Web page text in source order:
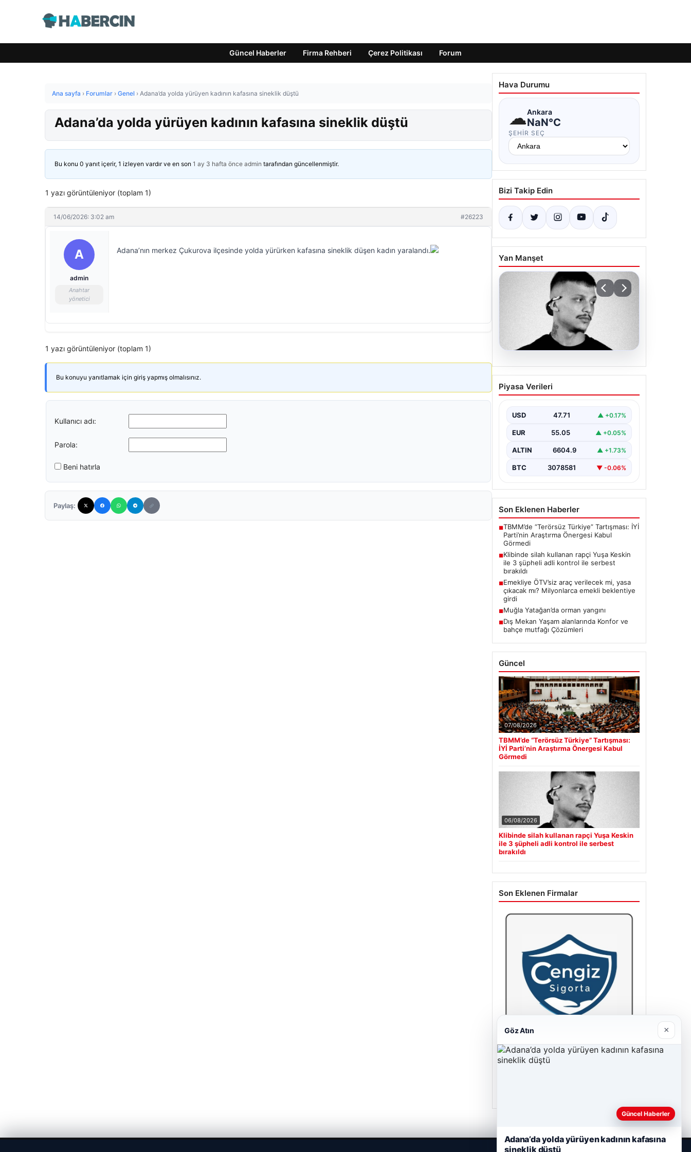
Güncel Haberler Firma Rehberi Çerez Politikası Forum
Ana sayfa › Forumlar › Genel › Adana’da yolda yürüyen kadının kafasına sineklik düştü
Adana’da yolda yürüyen kadının kafasına sineklik düştü
Bu konu 0 yanıt içerir, 1 izleyen vardır ve en son 1 ay 3 hafta önce admin tarafından güncellenmiştir.
1 yazı görüntüleniyor (toplam 1)
14/06/2026: 3:02 am #26223
A
admin
Anahtar
yönetici
Adana’nın merkez Çukurova ilçesinde yolda yürürken kafasına sineklik düşen kadın yaralandı.
1 yazı görüntüleniyor (toplam 1)
Bu konuyu yanıtlamak için giriş yapmış olmalısınız.
Kullanıcı adı:
Parola:
Beni hatırla
Paylaş:
Hava Durumu
☁Ankara
NaN°C
ŞEHIR SEÇ
Bizi Takip Edin
Yan Manşet
06.08.2026
Klibinde silah kullanan
rapçi Yuşa Keskin ile 3
serbest bırakıldı
Piyasa Verileri
USD 47.71 ▲ +0.17%
EUR 55.05 ▲ +0.05%
ALTIN 6604.9 ▲ +1.73%
BTC 3078581 ▼ -0.06%
Son Eklenen Haberler
■TBMM’de “Terörsüz Türkiye” Tartışması: İYİ
Parti’nin Araştırma Önergesi Kabul
Görmedi
■Klibinde silah kullanan rapçi Yuşa Keskin
ile 3 şüpheli adli kontrol ile serbest
bırakıldı
■Emekliye ÖTV’siz araç verilecek mi, yasa
çıkacak mı? Milyonlarca emekli beklentiye
girdi
■Muğla Yatağan’da orman yangını
■Dış Mekan Yaşam alanlarında Konfor ve
bahçe mutfağı Çözümleri
Güncel
07/08/2026
TBMM’de “Terörsüz Türkiye” Tartışması:
İYİ Parti’nin Araştırma Önergesi Kabul
Görmedi
06/08/2026
Klibinde silah kullanan rapçi Yuşa Keskin
ile 3 şüpheli adli kontrol ile serbest
bırakıldı
Son Eklenen Firmalar
Cengiz Sigorta
Göz Atın ×
Güncel Haberler
Adana’da yolda yürüyen kadının kafasına
sineklik düştü